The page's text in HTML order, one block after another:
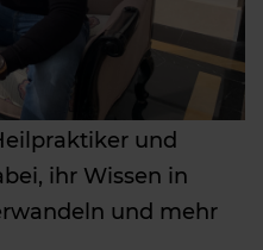
und
ihr Wissen in
und mehr